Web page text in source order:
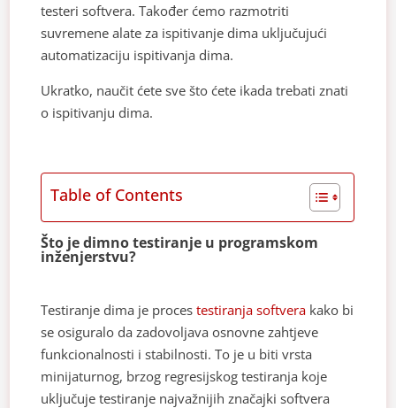
testeri softvera. Također ćemo razmotriti
suvremene alate za ispitivanje dima uključujući
automatizaciju ispitivanja dima.
Ukratko, naučit ćete sve što ćete ikada trebati znati
o ispitivanju dima.
Table of Contents
Što je dimno testiranje u programskom
inženjerstvu?
Testiranje dima je procestestiranja softvera kako bi
se osiguralo da zadovoljava osnovne zahtjeve
funkcionalnosti i stabilnosti. To je u biti vrsta
minijaturnog, brzog regresijskog testiranja koje
uključuje testiranje najvažnijih značajki softvera